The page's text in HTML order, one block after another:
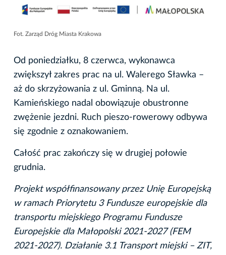
Fot. Zarząd Dróg Miasta Krakowa
Od poniedziałku, 8 czerwca, wykonawca
zwiększył zakres prac na ul. Walerego Sławka –
aż do skrzyżowania z ul. Gminną. Na ul.
Kamieńskiego nadal obowiązuje obustronne
zwężenie jezdni. Ruch pieszo-rowerowy odbywa
się zgodnie z oznakowaniem.
Całość prac zakończy się w drugiej połowie
grudnia.
Projekt współfinansowany przez Unię Europejską
w ramach Priorytetu 3 Fundusze europejskie dla
transportu miejskiego Programu Fundusze
Europejskie dla Małopolski 2021-2027 (FEM
2021-2027). Działanie 3.1 Transport miejski – ZIT,